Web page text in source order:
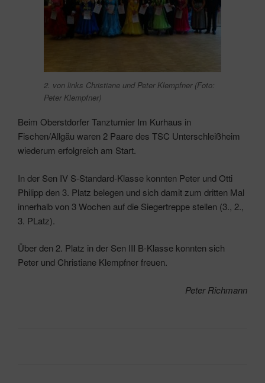
2. von links Christiane und Peter Klempfner (Foto:
Peter Klempfner)
Beim Oberstdorfer Tanzturnier Im Kurhaus in
Fischen/Allgäu waren 2 Paare des TSC Unterschleißheim
wiederum erfolgreich am Start.
In der Sen IV S-Standard-Klasse konnten Peter und Otti
Philipp den 3. Platz belegen und sich damit zum dritten Mal
innerhalb von 3 Wochen auf die Siegertreppe stellen (3., 2.,
3. PLatz).
Über den 2. Platz in der Sen III B-Klasse konnten sich
Peter und Christiane Klempfner freuen.
Peter Richmann